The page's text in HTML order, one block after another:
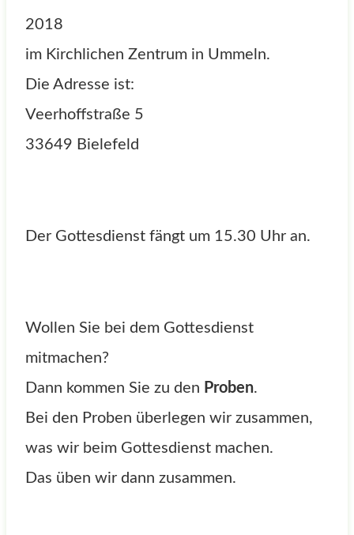
2018
im Kirchlichen Zentrum in Ummeln.
Die Adresse ist:
Veerhoffstraße 5
33649 Bielefeld
Der Gottesdienst fängt um 15.30 Uhr an.
Wollen Sie bei dem Gottesdienst
mitmachen?
Dann kommen Sie zu den Proben.
Bei den Proben überlegen wir zusammen,
was wir beim Gottesdienst machen.
Das üben wir dann zusammen.